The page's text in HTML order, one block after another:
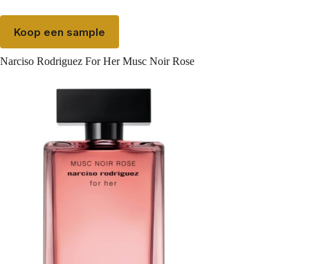
Koop een sample
Narciso Rodriguez For Her Musc Noir Rose